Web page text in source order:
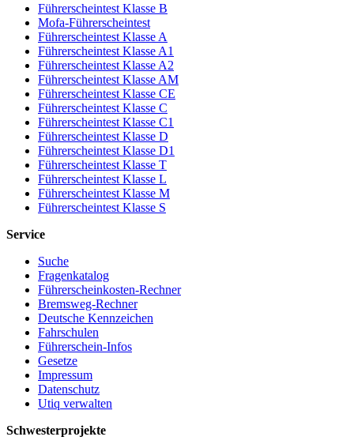
Führerscheintest Klasse B
Mofa-Führerscheintest
Führerscheintest Klasse A
Führerscheintest Klasse A1
Führerscheintest Klasse A2
Führerscheintest Klasse AM
Führerscheintest Klasse CE
Führerscheintest Klasse C
Führerscheintest Klasse C1
Führerscheintest Klasse D
Führerscheintest Klasse D1
Führerscheintest Klasse T
Führerscheintest Klasse L
Führerscheintest Klasse M
Führerscheintest Klasse S
Service
Suche
Fragenkatalog
Führerscheinkosten-Rechner
Bremsweg-Rechner
Deutsche Kennzeichen
Fahrschulen
Führerschein-Infos
Gesetze
Impressum
Datenschutz
Utiq verwalten
Schwesterprojekte